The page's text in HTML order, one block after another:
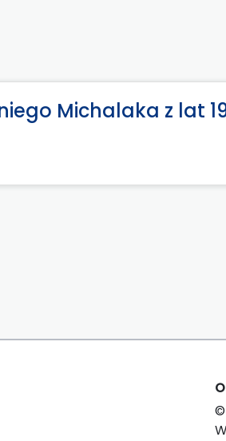
Michalaka z lat
©